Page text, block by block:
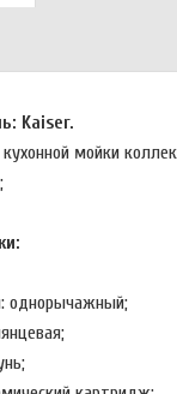
Kaiser.
мойки
однорычажный;